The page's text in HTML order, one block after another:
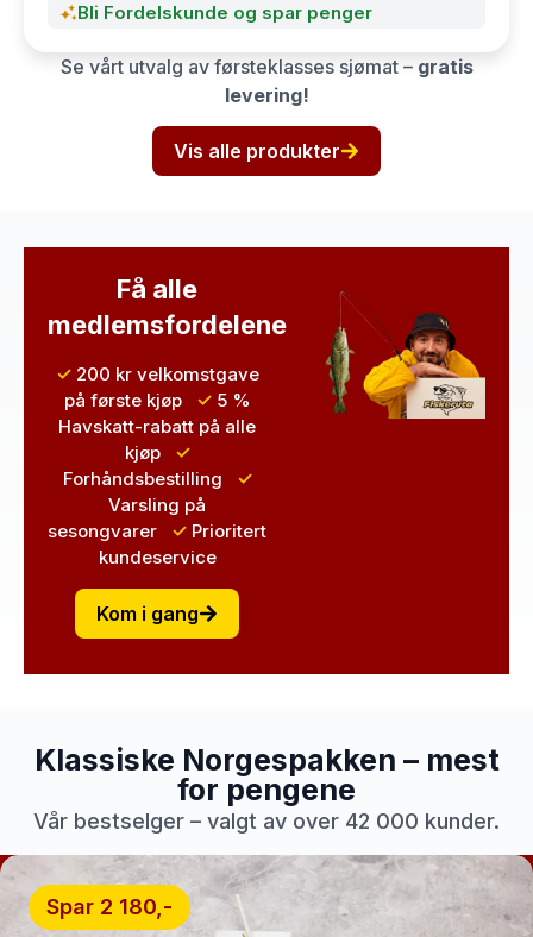
Bli Fordelskunde og spar penger
Se vårt utvalg av førsteklasses sjømat – gratis
levering!
Vis alle produkter
Få alle
medlemsfordelene
✓ 200 kr velkomstgave
på første kjøp ✓ 5 %
Havskatt-rabatt på alle
kjøp ✓
Forhåndsbestilling
✓
Varsling på
sesongvarer ✓ Prioritert
kundeservice
Kom i gang
Klassiske Norgespakken – mest
for pengene
Vår bestselger – valgt av over 42 000 kunder.
Spar 2 180,-